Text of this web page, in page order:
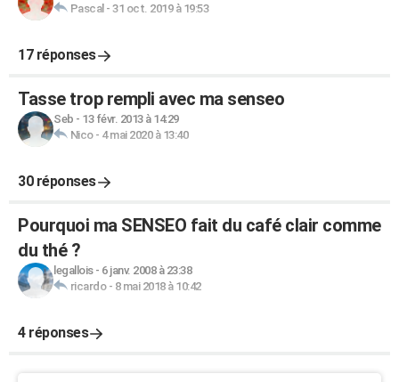
Pascal - 31 oct. 2019 à 19:53
17 réponses
Tasse trop rempli avec ma senseo
Seb - 13 févr. 2013 à 14:29
Nico- 4 mai 2020 à 13:40
30 réponses
Pourquoi ma SENSEO fait du café clair comme
du thé ?
legallois- 6 janv. 2008 à 23:38
ricardo- 8 mai 2018 à 10:42
4 réponses